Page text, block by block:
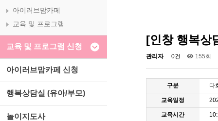
아이러브맘카페
교육 및 프로그램
교육 및 프로그램 신청
아이러브맘카페 신청
행복상담실 (유아/부모)
놀이지도사
[인창 행복상
관리자 0건 155회
구분 다
교육일정
교육시간